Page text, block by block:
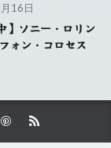
16日
】ソニー・ロリン
ォン・コロセス